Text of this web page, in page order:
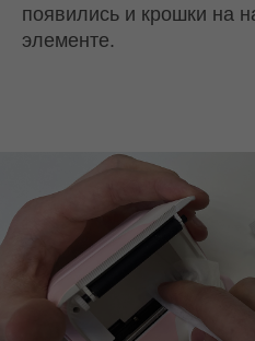
появились и крошки на
элементе.